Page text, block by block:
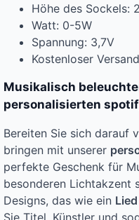
Höhe des Sockels:
Watt: 0-5W
Spannung: 3,7V
Kostenloser Versand
Musikalisch
personalisierten
Bereiten Sie sich darauf
bringen mit unserer
perfekte Geschenk für
besonderen Lichtakzent
Designs, das wie ein